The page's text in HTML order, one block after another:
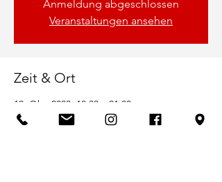
Anmeldung abgeschlossen
Veranstaltungen ansehen
Zeit & Ort
19. Okt. 2023, 18:30 – 21:00
Bootshaus SVW und Online